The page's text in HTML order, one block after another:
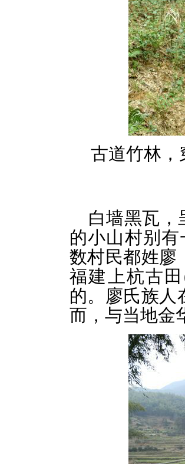
古道竹林，
白墙黑瓦，
的小山村别
数村民都姓廖
福建上杭古
的。廖氏族人
而，与当地金